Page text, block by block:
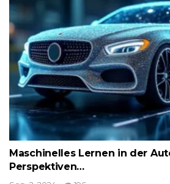
Maschinelles Lernen in der
Perspektiven…